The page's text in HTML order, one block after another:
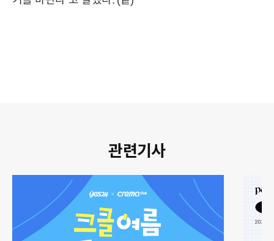
관련기사